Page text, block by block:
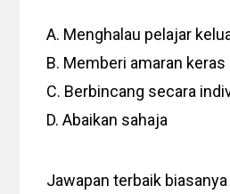
A. Menghalau pelajar
B. Memberi amaran keras
C. Berbincang secara
D. Abaikan sahaja
Jawapan terbaik biasanya